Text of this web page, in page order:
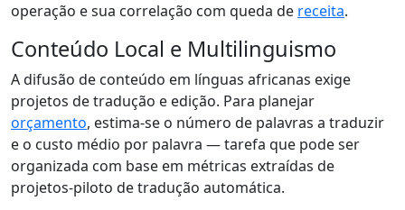
operação e sua correlação com queda de receita.
Conteúdo Local e Multilinguismo
A difusão de conteúdo em línguas africanas exige
projetos de tradução e edição. Para planejar
orçamento, estima-se o número de palavras a traduzir
e o custo médio por palavra — tarefa que pode ser
organizada com base em métricas extraídas de
projetos-piloto de tradução automática.